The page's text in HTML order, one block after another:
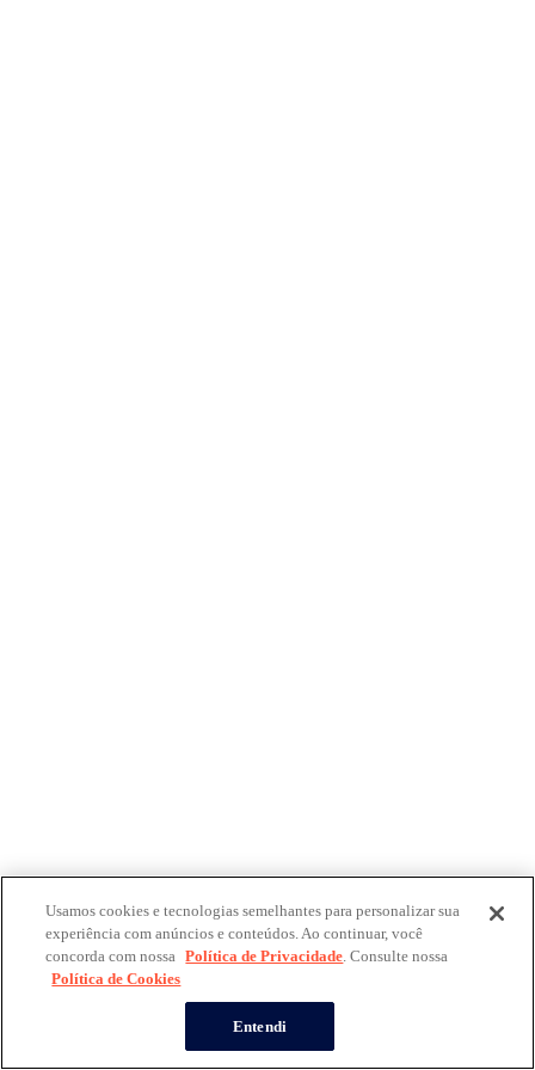
Usamos cookies e tecnologias semelhantes para personalizar sua
experiência com anúncios e conteúdos. Ao continuar, você
concorda com nossa Política de Privacidade. Consulte nossa
Política de Cookies
Entendi